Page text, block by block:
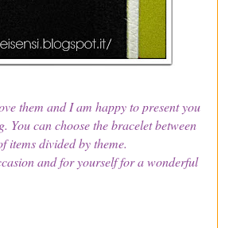
them and I am happy to present you
You can choose the bracelet between
items divided by theme.
and for yourself for a wonderful